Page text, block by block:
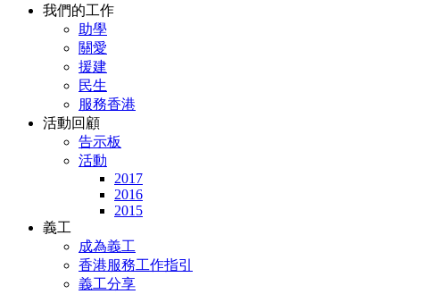
我們的工作
助學
關愛
援建
民生
服務香港
活動回顧
告示板
活動
2017
2016
2015
義工
成為義工
香港服務工作指引
義工分享